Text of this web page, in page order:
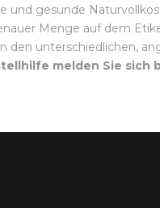
gesunde
Menge auf dem
den unterschiedlichen,
melden Sie sich